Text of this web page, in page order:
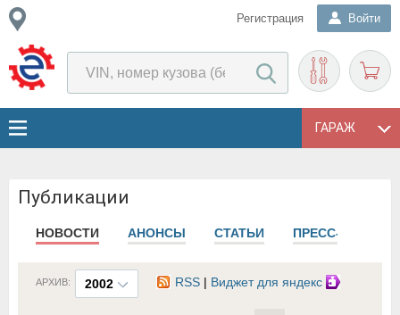
Регистрация Войти
ГАРАЖ
Публикации
НОВОСТИ АНОНСЫ СТАТЬИ ПРЕСС-РЕЛИЗЫ
2002
АРХИВ: RSS | Виджет для яндекс